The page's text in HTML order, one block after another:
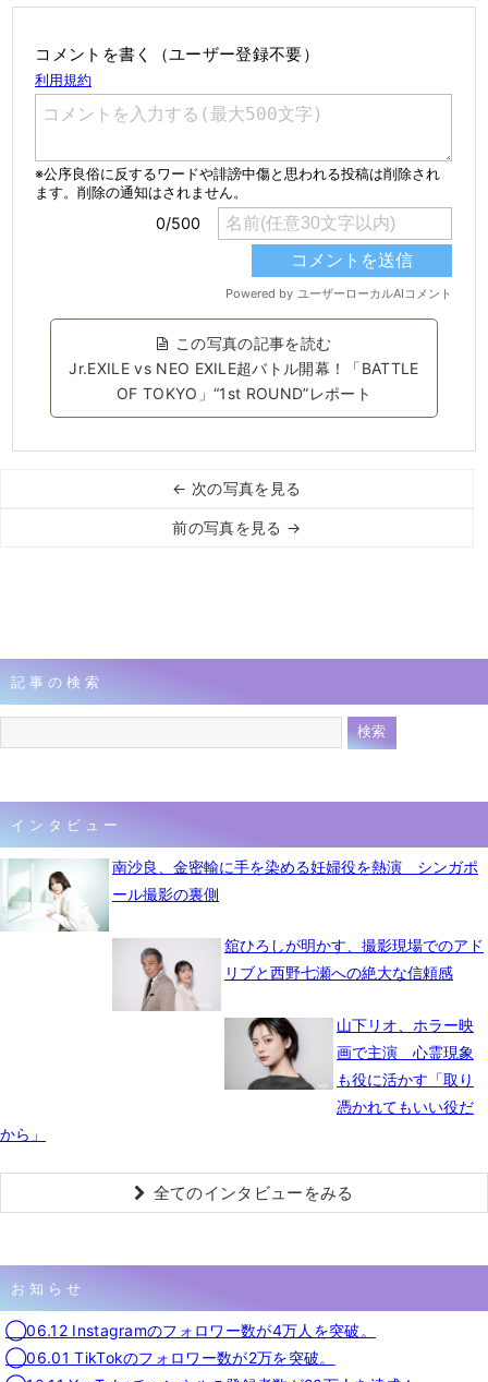
コメントを書く（ユーザー登録不要）
この写真の記事を読む
Jr.EXILE vs NEO EXILE超バトル開幕！「BATTLE
OF TOKYO」“1st ROUND”レポート
← 次の写真を見る
前の写真を見る →
記事の検索
インタビュー
南沙良、金密輸に手を染める妊婦役を熱演 シンガポ
ール撮影の裏側
舘ひろしが明かす、撮影現場でのアド
リブと西野七瀬への絶大な信頼感
山下リオ、ホラー映
画で主演 心霊現象
も役に活かす「取り
憑かれてもいい役だ
から」
全てのインタビューをみる
お知らせ
◯06.12 Instagramのフォロワー数が4万人を突破。
◯06.01 TikTokのフォロワー数が2万を突破。